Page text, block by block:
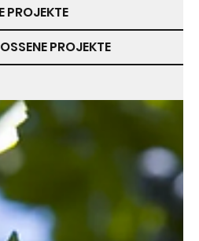
PROJEKTE
PROJEKTE